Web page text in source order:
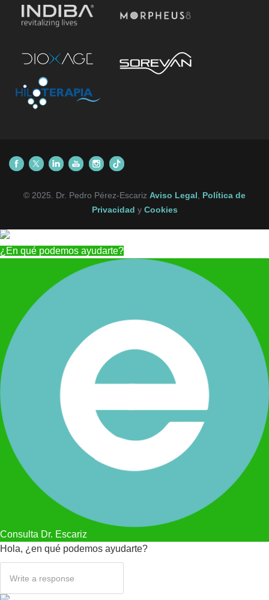
© 2025. Dr. Pedro Pérez-Escariz Aviso Legal
Política de
Privacidad y Cookies
¿En qué podemos ayudarte?
Consulta Dr. Escariz
Hola, ¿en qué podemos ayudarte?